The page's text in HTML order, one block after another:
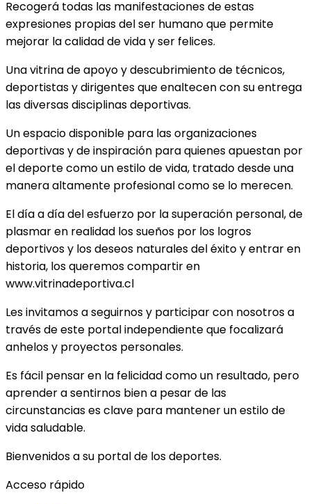
Recogerá todas las manifestaciones de estas
expresiones propias del ser humano que permite
mejorar la calidad de vida y ser felices.
Una vitrina de apoyo y descubrimiento de técnicos,
deportistas y dirigentes que enaltecen con su entrega
las diversas disciplinas deportivas.
Un espacio disponible para las organizaciones
deportivas y de inspiración para quienes apuestan por
el deporte como un estilo de vida, tratado desde una
manera altamente profesional como se lo merecen.
El día a día del esfuerzo por la superación personal, de
plasmar en realidad los sueños por los logros
deportivos y los deseos naturales del éxito y entrar en
historia, los queremos compartir en
www.vitrinadeportiva.cl
Les invitamos a seguirnos y participar con nosotros a
través de este portal independiente que focalizará
anhelos y proyectos personales.
Es fácil pensar en la felicidad como un resultado, pero
aprender a sentirnos bien a pesar de las
circunstancias es clave para mantener un estilo de
vida saludable.
Bienvenidos a su portal de los deportes.
Acceso rápido